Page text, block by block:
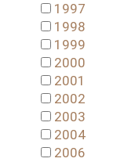
1997
1998
1999
2000
2001
2002
2003
2004
2006